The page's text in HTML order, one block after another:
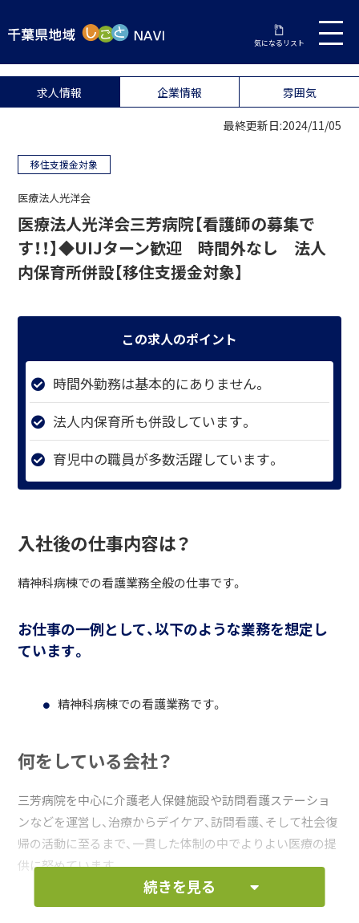
気になるリスト
求人情報 企業情報 雰囲気
最終更新日:2024/11/05
移住支援金対象
医療法人光洋会
医療法人光洋会三芳病院【看護師の募集で
す！！】◆UIJターン歓迎 時間外なし 法人
内保育所併設【移住支援金対象】
この求人のポイント
時間外勤務は基本的にありません。
法人内保育所も併設しています。
育児中の職員が多数活躍しています。
入社後の仕事内容は？
精神科病棟での看護業務全般の仕事です。
お仕事の一例として、以下のような業務を想定し
ています。
精神科病棟での看護業務です。
何をしている会社？
三芳病院を中心に介護老人保健施設や訪問看護ステーショ
ンなどを運営し、治療からデイケア、訪問看護、そして社会復
帰の活動に至るまで、一貫した体制の中でよりよい医療の提
供に努めています。
具体的には？
続きを見る